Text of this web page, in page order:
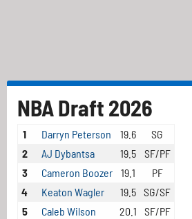
NBA Draft 2026
1 Darryn Peterson 19.6
SG
2
AJ Dybantsa 19.5
SF/PF
3
Cameron Boozer 19.1
PF
4
Keaton Wagler 19.5 SG/SF
5
Caleb Wilson 20.1 SF/PF